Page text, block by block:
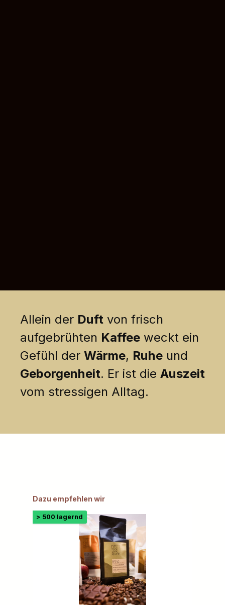
Allein der Duft von frisch
aufgebrühten Kaffee weckt ein
Gefühl der Wärme, Ruhe und
Geborgenheit. Er ist die Auszeit
vom stressigen Alltag.
Produktgalerie überspringen
Dazu empfehlen wir
> 500 lagernd